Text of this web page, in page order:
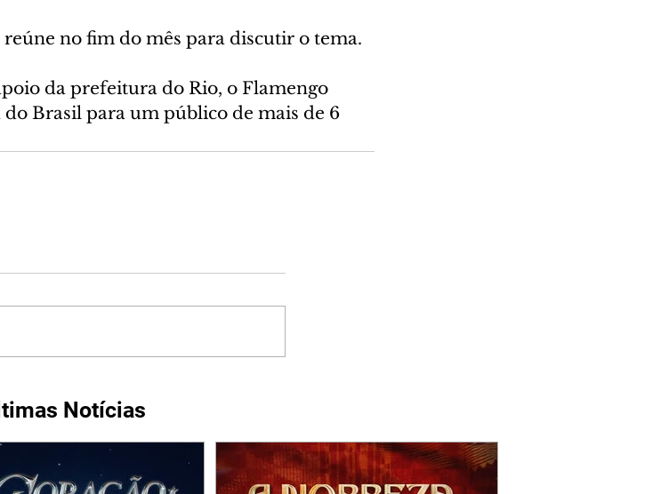
reúne no fim do mês para discutir o tema.
da prefeitura do Rio, o Flamengo
Brasil para um público de mais de 6
Notícias